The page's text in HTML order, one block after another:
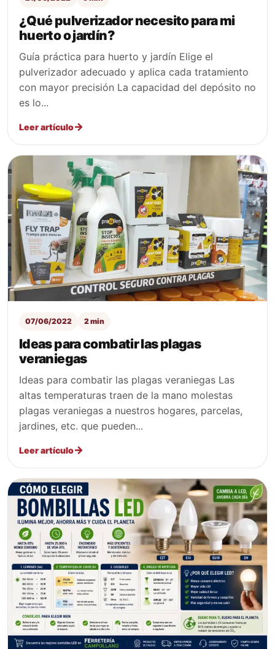
¿Qué pulverizador necesito para mi
huerto o jardín?
Guía práctica para huerto y jardín Elige el
pulverizador adecuado y aplica cada tratamiento
con mayor precisión La capacidad del depósito no
es lo...
Leer artículo
07/06/2022 2 min
Ideas para combatir las plagas
veraniegas
Ideas para combatir las plagas veraniegas Las
altas temperaturas traen de la mano molestas
plagas veraniegas a nuestros hogares, parcelas,
jardines, etc. que pueden...
Leer artículo